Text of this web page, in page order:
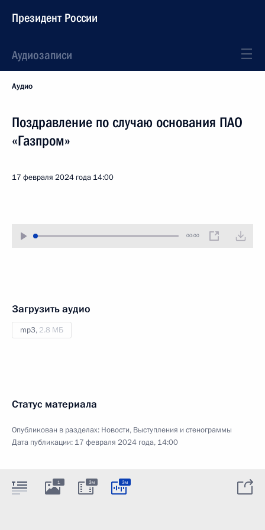
Президент России
Аудиозаписи
Аудио
Поздравление по случаю основания ПАО
«Газпром»
17 февраля 2024 года 14:00
00:00
Загрузить аудио
mp3, 2.8 МБ
Статус материала
Опубликован в разделах: Новости, Выступления и стенограммы
Дата публикации: 17 февраля 2024 года, 14:00
1 3м 3м